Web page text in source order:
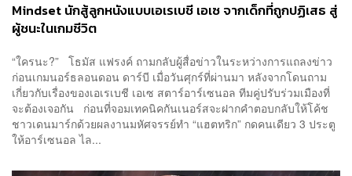
Mindset นักสู้ลูกหนังแบบเอเรเบชี เอเซ จากเด็กที่ถูกปฏิเสธ สู่
ผู้ชนะในเกมชีวิต
“ใครนะ?” โธมัส แฟรงค์ ถามกลับผู้สื่อข่าวในระหว่างการแถลงข่าว
ก่อนเกมนอร์ธลอนดอน ดาร์บี เมื่อวันศุกร์ที่ผ่านมา หลังจากโดนถาม
เกี่ยวกับเรื่องของเอเรเบชี เอเซ สตาร์อาร์เซนอล ทีมคู่ปรับร่วมเมืองที่
จะต้องเจอกัน ก่อนที่จอมเทคนิคกันเนอร์สจะฝากคำตอบกลับให้โค้ช
ชาวเดนมาร์กด้วยผลงานมหัศจรรย์ทำ “แฮตทริก” กดคนเดียว 3 ประตู
ให้อาร์เซนอล ไล...